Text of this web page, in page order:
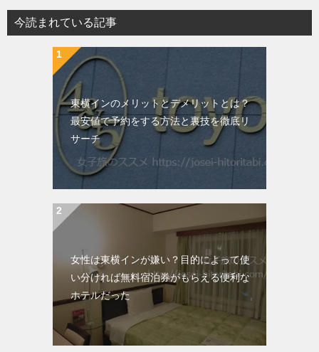
今読まれている記事
東横インのメリットとデメリットとは？
最安値で予約をする方法と裏技を徹底リ
サーチ
女性は東横インが嫌い？目的によって使
い分ければ無料宿泊券がもらえる便利な
ホテルだった